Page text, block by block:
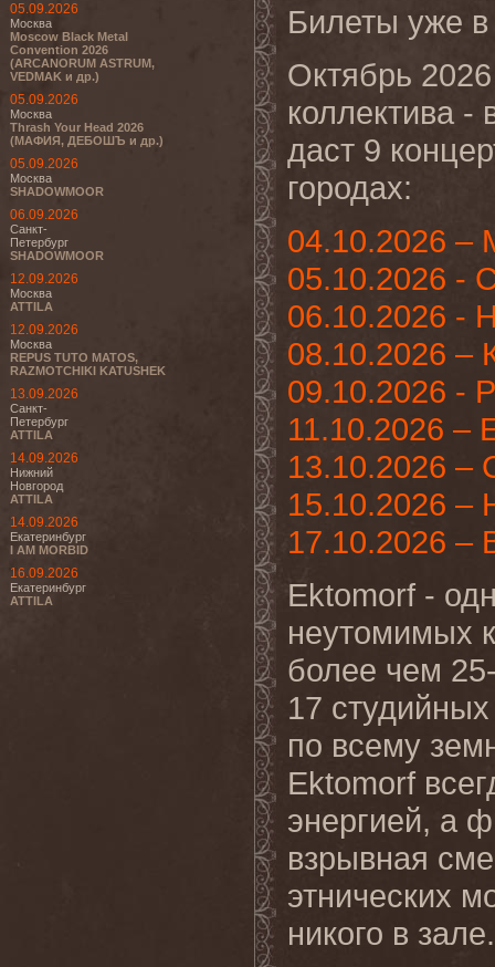
05.09.2026
Москва
Moscow Black Metal
Convention 2026
(ARCANORUM ASTRUM,
VEDMAK и др.)
05.09.2026
Москва
Thrash Your Head 2026
(МАФИЯ, ДЕБОШЪ и др.)
05.09.2026
Москва
SHADOWMOOR
06.09.2026
Санкт-
Петербург
SHADOWMOOR
12.09.2026
Москва
ATTILA
12.09.2026
Москва
REPUS TUTO MATOS,
RAZMOTCHIKI KATUSHEK
13.09.2026
Санкт-
Петербург
ATTILA
14.09.2026
Нижний
Новгород
ATTILA
14.09.2026
Екатеринбург
I AM MORBID
16.09.2026
Екатеринбург
ATTILA
Билеты уже
Октябрь
коллектива -
даст 9
городах:
04.10.2026 –
05.10.2026 -
06.10.2026 -
08.10.2026 –
09.10.2026 -
11.10.2026 –
13.10.2026 –
15.10.2026 –
17.10.2026 –
Ektomorf -
неутомимых
более чем
17
по всему
Ektomorf
энергией, а
взрывная
этнических
никого в зале.